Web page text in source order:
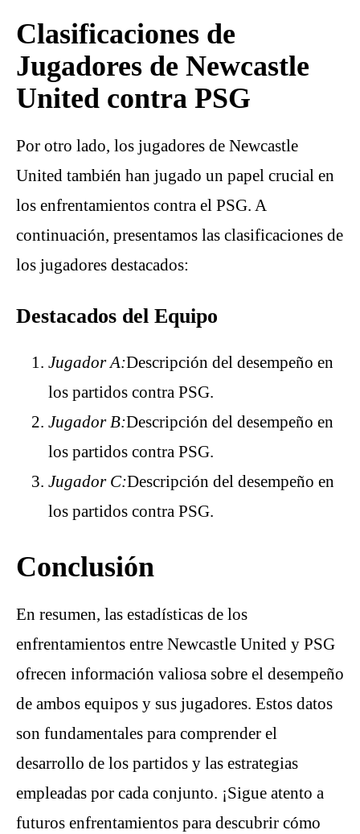
Clasificaciones de
Jugadores de Newcastle
United contra PSG
Por otro lado, los jugadores de Newcastle
United también han jugado un papel crucial en
los enfrentamientos contra el PSG. A
continuación, presentamos las clasificaciones de
los jugadores destacados:
Destacados del Equipo
Jugador A:Descripción del desempeño en
los partidos contra PSG.
Jugador B:Descripción del desempeño en
los partidos contra PSG.
Jugador C:Descripción del desempeño en
los partidos contra PSG.
Conclusión
En resumen, las estadísticas de los
enfrentamientos entre Newcastle United y PSG
ofrecen información valiosa sobre el desempeño
de ambos equipos y sus jugadores. Estos datos
son fundamentales para comprender el
desarrollo de los partidos y las estrategias
empleadas por cada conjunto. ¡Sigue atento a
futuros enfrentamientos para descubrir cómo